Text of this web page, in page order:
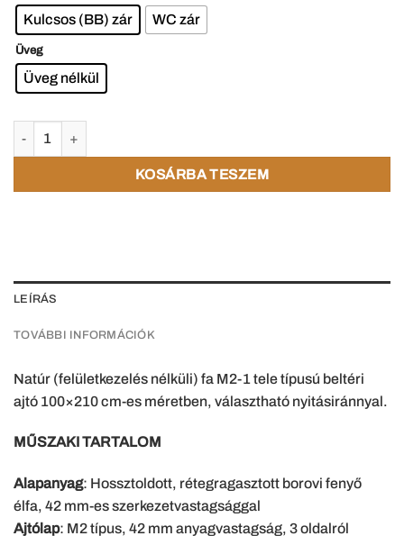
Kulcsos (BB) zár WC zár
Üveg
Üveg nélkül
KOSÁRBA TESZEM
LEÍRÁS
TOVÁBBI INFORMÁCIÓK
Natúr (felületkezelés nélküli) fa M2-1 tele típusú beltéri
ajtó 100×210 cm-es méretben, választható nyitásiránnyal.
MŰSZAKI TARTALOM
Alapanyag: Hossztoldott, rétegragasztott borovi fenyő
élfa, 42 mm-es szerkezetvastagsággal
Ajtólap: M2 típus, 42 mm anyagvastagság, 3 oldalról